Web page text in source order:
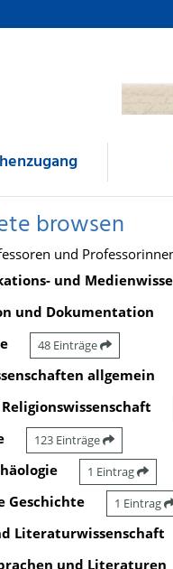
browsen
und
und
und Dokumentation
48 Einträge
allgemein
123 Einträge
1 Eintrag
Geschichte 1 Eintrag
Literaturwissenschaft
und Literaturen